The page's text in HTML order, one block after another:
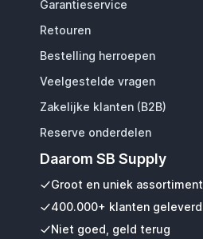
Garantieservice
Retouren
Bestelling herroepen
Veelgestelde vragen
Zakelijke klanten (B2B)
Reserve onderdelen
Daarom SB Supply
Groot en uniek assortiment
400.000+ klanten geleverd
Niet goed, geld terug